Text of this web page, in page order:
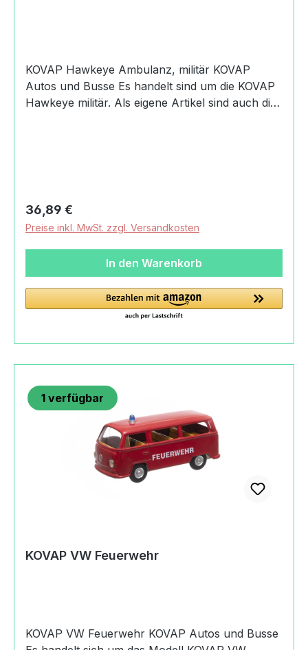
KOVAP Hawkeye Ambulanz, militär KOVAP
Autos und Busse Es handelt sind um die KOVAP
Hawkeye militär. Als eigene Artikel sind auch die
Ambulanz, weiß, die KOVAP Hawkeye
Ambulanz, sand und die KOVAP Hawkeye
Ambulanz, militär verwenden die selbe EAN
8594988006052MaterialMetallAltersempfehlung
3+ JahreMachart/Stil1x KOVAP Hawkeye
Ambulanz, militärechtes BlechspielzeugMaßstab
1:32HerkunftCzech madeSicherheitAchtung!
Nicht für Kinder unter 36 Monaten geeignet.
Produktsicherheitsverordnung) KOVAP Náchod,
s.r.o.Bítouchovská47301 Semily, Czech
Republic+420 481 625 590filip.klepek@kovap.cz
https://eshop.kovap.cz
Regulärer Preis:
36,89 €
Preise inkl. MwSt. zzgl. Versandkosten
In den Warenkorb
1 verfügbar
KOVAP VW Feuerwehr
KOVAP VW Feuerwehr KOVAP Autos und Busse